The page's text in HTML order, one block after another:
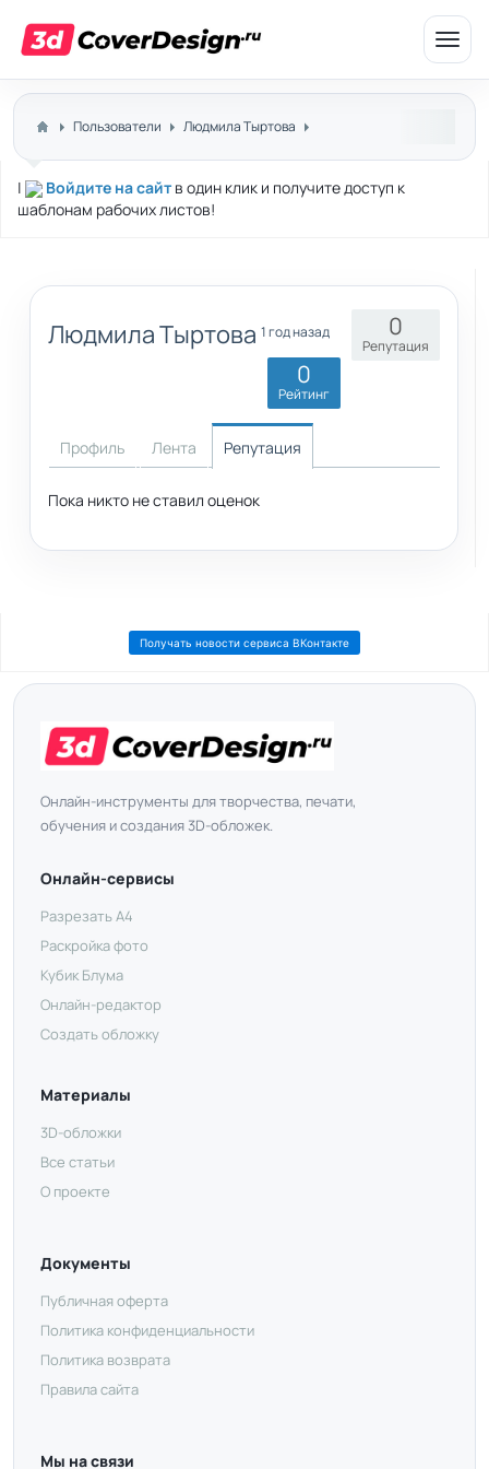
меню
Пользователи Людмила Тыртова
| Войдите на сайт в один клик и получите доступ к
шаблонам рабочих листов!
Людмила Тыртова 1 год назад 0
Репутация
0
Рейтинг
Профиль Лента Репутация
Пока никто не ставил оценок
Получать новости сервиса ВКонтакте
Онлайн-инструменты для творчества, печати,
обучения и создания 3D-обложек.
Онлайн-сервисы
Разрезать А4
Раскройка фото
Кубик Блума
Онлайн-редактор
Создать обложку
Материалы
3D-обложки
Все статьи
О проекте
Документы
Публичная оферта
Политика конфиденциальности
Политика возврата
Правила сайта
Мы на связи